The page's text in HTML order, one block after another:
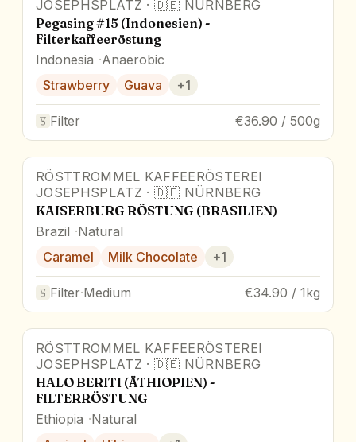
JOSEPHSPLATZ · 🇩🇪 NÜRNBERG
Pegasing #15 (Indonesien) -
Filterkaffeeröstung
Indonesia Anaerobic
Strawberry
Guava +1
Filter €36.90 / 500g
Award Winner
RÖSTTROMMEL KAFFEERÖSTEREI
JOSEPHSPLATZ · 🇩🇪 NÜRNBERG
KAISERBURG RÖSTUNG (BRASILIEN)
Brazil Natural
Caramel
Milk Chocolate +1
Filter·Medium €34.90 / 1kg
RÖSTTROMMEL KAFFEERÖSTEREI
JOSEPHSPLATZ · 🇩🇪 NÜRNBERG
HALO BERITI (ÄTHIOPIEN) -
FILTERRÖSTUNG
Ethiopia Natural